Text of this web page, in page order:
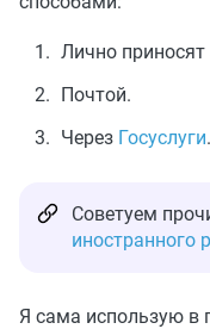
Лично
Почтой.
Через Госуслуги.
Советуем
иностранного
Я сама использую в